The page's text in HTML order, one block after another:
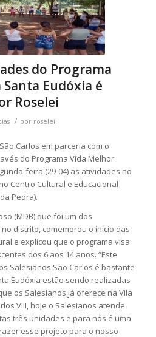
do Programa
Eudóxia é
Roselei
/ por roselei
Carlos em parceria com o
do Programa Vida Melhor
feira (29-04) as atividades no
Centro Cultural e Educacional
Pedra).
(MDB) que foi um dos
distrito, comemorou o início das
e explicou que o programa visa
dos 6 aos 14 anos. “Este
Salesianos São Carlos é bastante
Eudóxia estão sendo realizadas
os Salesianos já oferece na Vila
VIII, hoje o Salesianos atende
três unidades e para nós é uma
esse projeto para o nosso